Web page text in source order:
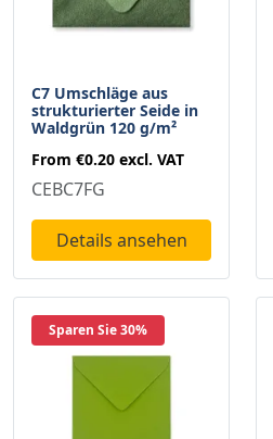
C7 Umschläge aus
strukturierter Seide in
Waldgrün 120 g/m²
From €0.20 excl. VAT
CEBC7FG
Details ansehen
Sparen Sie 30%